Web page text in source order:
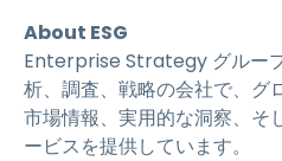
About ESG
Enterprise Strategy グルー
析、調査、戦略の会社で、グ
市場情報、実用的な洞察、そ
ービスを提供しています。